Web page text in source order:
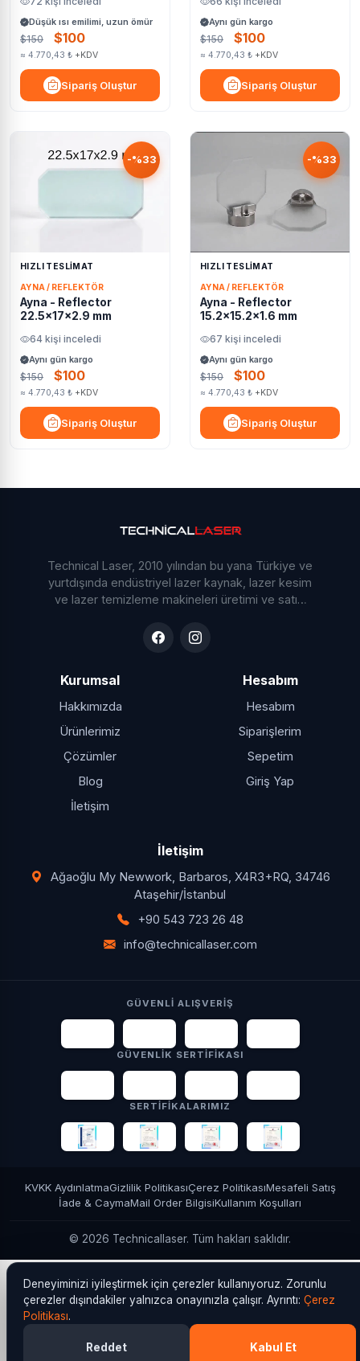
Düşük ısı emilimi, uzun ömür
$150 $100
≈ 4.770,43 ₺ +KDV
Sipariş Oluştur
Aynı gün kargo
$150 $100
≈ 4.770,43 ₺ +KDV
Sipariş Oluştur
-%33
HIZLI TESLİMAT
AYNA / REFLEKTÖR
Ayna - Reflector
22.5x17x2.9 mm
64 kişi inceledi
Aynı gün kargo
$150 $100
≈ 4.770,43 ₺ +KDV
Sipariş Oluştur
-%33
HIZLI TESLİMAT
AYNA / REFLEKTÖR
Ayna - Reflector
15.2x15.2x1.6 mm
67 kişi inceledi
Aynı gün kargo
$150 $100
≈ 4.770,43 ₺ +KDV
Sipariş Oluştur
Technical Laser, 2010 yılından bu yana Türkiye ve
yurtdışında endüstriyel lazer kaynak, lazer kesim
ve lazer temizleme makineleri üretimi ve satışı
deneyimli mühendis kadromuzla sektöre yön
Kurumsal
Hakkımızda
Ürünlerimiz
Çözümler
Blog
İletişim
Hesabım
Hesabım
Siparişlerim
Sepetim
Giriş Yap
İletişim
Ağaoğlu My Newwork, Barbaros, X4R3+RQ, 34746
Ataşehir/İstanbul
+90 543 723 26 48
info@technicallaser.com
GÜVENLI ALIŞVERIŞ
oy VISA
AMERICAN
GÜVENLIK SERTIFIKASI
SSL 3D
Secure
PCI
DSS YASAD
SERTIFIKALARIMIZ
KVKK AydınlatmaGizlilik PolitikasıÇerez PolitikasıMesafeli Satış
İade & CaymaMail Order BilgisiKullanım Koşulları
© 2026 Technicallaser. Tüm hakları saklıdır.
Deneyiminizi iyileştirmek için çerezler kullanıyoruz. Zorunlu
çerezler dışındakiler yalnızca onayınızla çalışır. Ayrıntı: Çerez
Politikası.
Reddet Kabul Et